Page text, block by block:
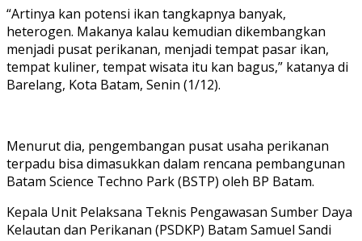
“Artinya kan potensi ikan tangkapnya banyak,
heterogen. Makanya kalau kemudian dikembangkan
menjadi pusat perikanan, menjadi tempat pasar ikan,
tempat kuliner, tempat wisata itu kan bagus,” katanya di
Barelang, Kota Batam, Senin (1/12).
Menurut dia, pengembangan pusat usaha perikanan
terpadu bisa dimasukkan dalam rencana pembangunan
Batam Science Techno Park (BSTP) oleh BP Batam.
Kepala Unit Pelaksana Teknis Pengawasan Sumber Daya
Kelautan dan Perikanan (PSDKP) Batam Samuel Sandi